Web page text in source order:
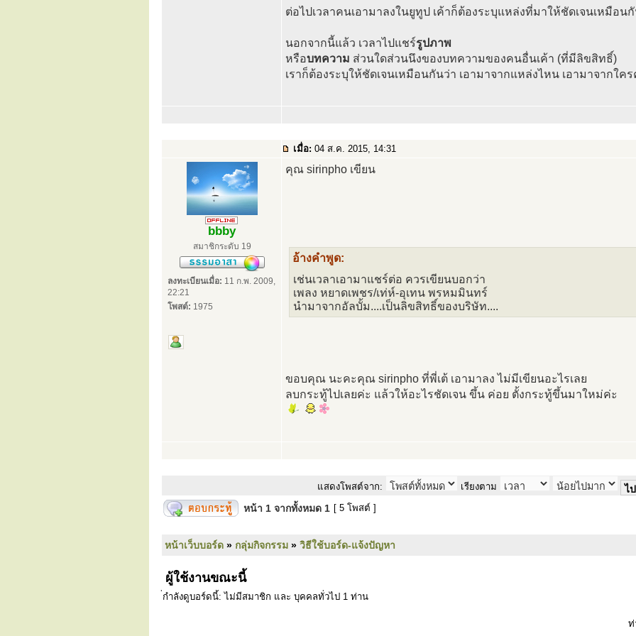
ต่อไปเวลาคนเอามาลงในยูทูป เค้าก็ต้องระบุแหล่งที่มาให้ชัดเจนเหมือน
นอกจากนี้แล้ว เวลาไปแชร์รูปภาพ
หรือบทความ ส่วนใดส่วนนึงของบทความของคนอื่นเค้า (ที่มีลิขสิทธิ์)
เราก็ต้องระบุให้ชัดเจนเหมือนกันว่า เอามาจากแหล่งไหน เอามาจากใคร
เมื่อ: 04 ส.ค. 2015, 14:31
bbby
สมาชิกระดับ 19
ลงทะเบียนเมื่อ: 11 ก.พ. 2009,
22:21
โพสต์: 1975
คุณ sirinpho เขียน
อ้างคำพูด:
เช่นเวลาเอามาแชร์ต่อ ควรเขียนบอกว่า
เพลง หยาดเพชร/เท่ห์-อุเทน พรหมมินทร์
นำมาจากอัลบั้ม....เป็นลิขสิทธิ์ของบริษัท....
ขอบคุณ นะคะคุณ sirinpho ที่พี่เต้ เอามาลง ไม่มีเขียนอะไรเลย
ลบกระทู้ไปเลยค่ะ แล้วให้อะไรชัดเจน ขึ้น ค่อย ตั้งกระทู้ขึ้นมาใหม่ค่ะ
แสดงโพสต์จาก: เรียงตาม
หน้า 1 จากทั้งหมด 1 [ 5 โพสต์ ]
หน้าเว็บบอร์ด » กลุ่มกิจกรรม » วิธีใช้บอร์ด-แจ้งปัญหา
ผู้ใช้งานขณะนี้
่กำลังดูบอร์ดนี้: ไม่มีสมาชิก และ บุคคลทั่วไป 1 ท่าน